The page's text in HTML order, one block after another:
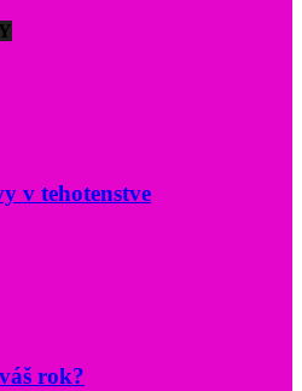
v tehotenstve
rok?